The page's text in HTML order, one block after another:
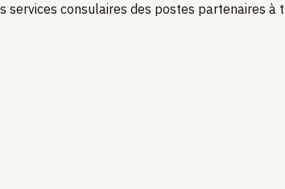
consulaires des postes partenaires à